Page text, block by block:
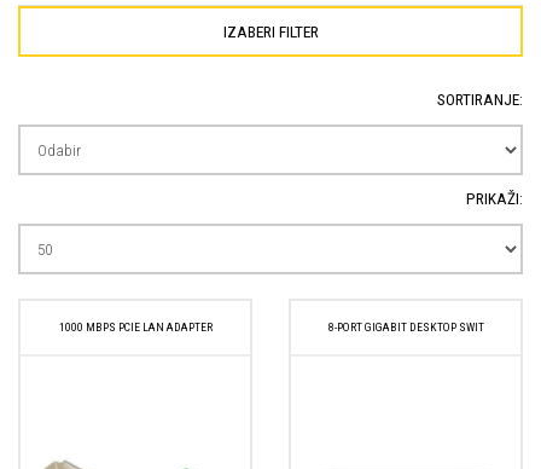
IZABERI FILTER
SORTIRANJE:
PRIKAŽI:
1000 MBPS PCIE LAN ADAPTER 8-PORT GIGABIT DESKTOP SWIT